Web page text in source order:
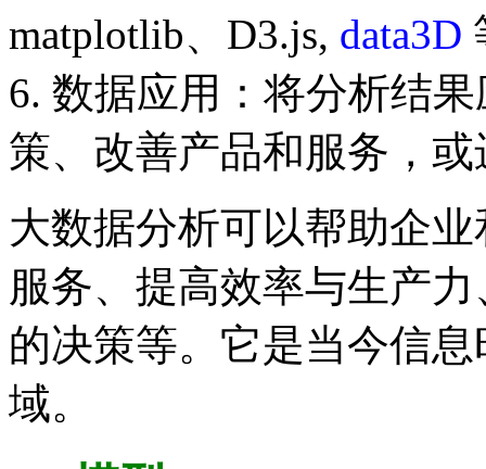
matplotlib、D3.js, data3D
6. 数据应用：将分析结
策、改善产品和服务，
大数据分析可以帮助企
服务、提高效率与生产
的决策等。它是当今信
域。